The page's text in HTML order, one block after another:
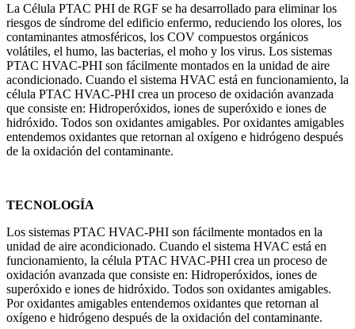
La Célula PTAC PHI de RGF se ha desarrollado para eliminar los
riesgos de síndrome del edificio enfermo, reduciendo los olores, los
contaminantes atmosféricos, los COV compuestos orgánicos
volátiles, el humo, las bacterias, el moho y los virus. Los sistemas
PTAC HVAC-PHI son fácilmente montados en la unidad de aire
acondicionado. Cuando el sistema HVAC está en funcionamiento, la
célula PTAC HVAC-PHI crea un proceso de oxidación avanzada
que consiste en: Hidroperóxidos, iones de superóxido e iones de
hidróxido. Todos son oxidantes amigables. Por oxidantes amigables
entendemos oxidantes que retornan al oxígeno e hidrógeno después
de la oxidación del contaminante.
TECNOLOGÍA
Los sistemas PTAC HVAC-PHI son fácilmente montados en la
unidad de aire acondicionado. Cuando el sistema HVAC está en
funcionamiento, la célula PTAC HVAC-PHI crea un proceso de
oxidación avanzada que consiste en: Hidroperóxidos, iones de
superóxido e iones de hidróxido. Todos son oxidantes amigables.
Por oxidantes amigables entendemos oxidantes que retornan al
oxígeno e hidrógeno después de la oxidación del contaminante.